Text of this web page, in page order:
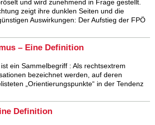
und wird zunehmend in Frage gestellt.
zeigt ihre dunklen Seiten und die
Auswirkungen: Der Aufstieg der FPÖ
– Eine Definition
ein Sammelbegriff : Als rechtsextrem
bezeichnet werden, auf deren
„Orientierungspunkte“ in der Tendenz
Definition